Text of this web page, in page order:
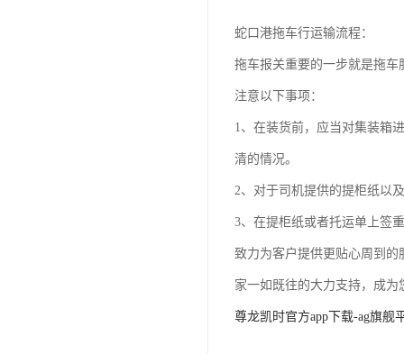
蛇口港拖车行运输流程：
拖车报关重要的一步就是拖
注意以下事项：
1、在装货前，应当对集装箱
清的情况。
2、对于司机提供的提柜纸以
3、在提柜纸或者托运单上签
致力为客户提供更贴心周到
家一如既往的大力支持，成
尊龙凯时官方app下载-ag旗舰